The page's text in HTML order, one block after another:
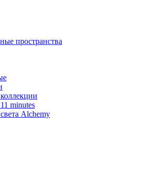
пространства
minutes
Alchemy